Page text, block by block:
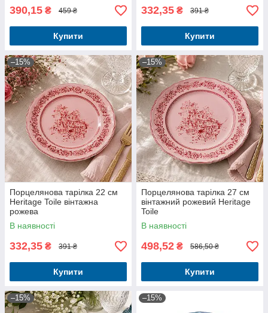
390,15 ₴ 459 ₴
Купити
332,35 ₴ 391 ₴
Купити
–15%
Порцелянова тарілка 22 см
Heritage Toile вінтажна
рожева
В наявності
332,35 ₴ 391 ₴
Купити
–15%
Порцелянова тарілка 27 см
вінтажний рожевий Heritage
Toile
В наявності
498,52 ₴ 586,50 ₴
Купити
–15% –15%